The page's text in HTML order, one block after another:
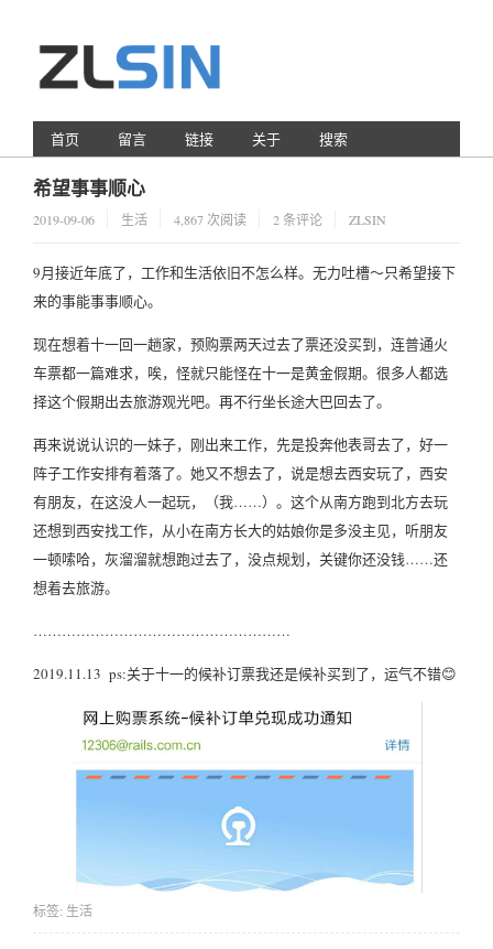
首页 留言 链接 关于 搜索
希望事事顺心
2019-09-06 生活 4,867 次阅读 2 条评论 ZLSIN
9月接近年底了，工作和生活依旧不怎么样。无力吐槽～只希望接下
来的事能事事顺心。
现在想着十一回一趟家，预购票两天过去了票还没买到，连普通火
车票都一篇难求，唉，怪就只能怪在十一是黄金假期。很多人都选
择这个假期出去旅游观光吧。再不行坐长途大巴回去了。
再来说说认识的一妹子，刚出来工作，先是投奔他表哥去了，好一
阵子工作安排有着落了。她又不想去了，说是想去西安玩了，西安
有朋友，在这没人一起玩，（我……）。这个从南方跑到北方去玩
还想到西安找工作，从小在南方长大的姑娘你是多没主见，听朋友
一顿嗦哈，灰溜溜就想跑过去了，没点规划，关键你还没钱……还
想着去旅游。
………………………………………………
2019.11.13 ps:关于十一的候补订票我还是候补买到了，运气不错😊
标签: 生活